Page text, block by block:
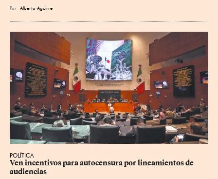
Por Alberto Aguirre
POLÍTICA
Ven incentivos para autocensura por lineamientos de
audiencias